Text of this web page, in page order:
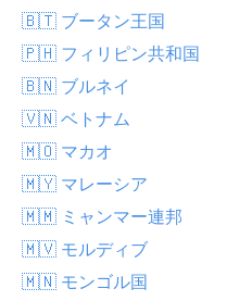
🇧🇹 ブータン王国
🇵🇭 フィリピン共和国
🇧🇳 ブルネイ
🇻🇳 ベトナム
🇲🇴 マカオ
🇲🇾 マレーシア
🇲🇲 ミャンマー連邦
🇲🇻 モルディブ
🇲🇳 モンゴル国